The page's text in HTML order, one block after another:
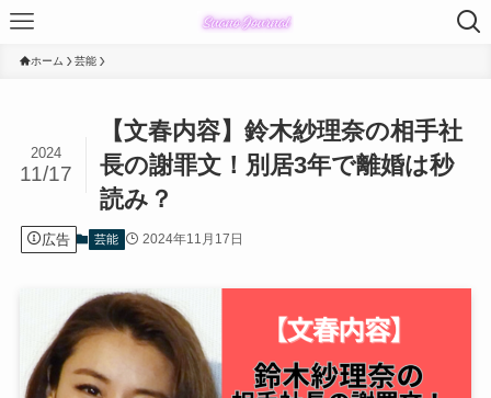
ホーム 芸能
【文春内容】鈴木紗理奈の相手社
長の謝罪文！別居3年で離婚は秒
読み？
2024
11/17
広告 芸能 2024年11月17日